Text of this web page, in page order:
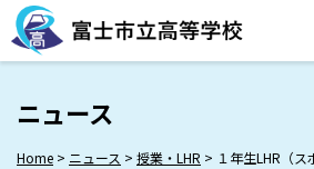
Skip
to
content
ニュース
Home > ニュース > 授業・LHR > １年生LHR（